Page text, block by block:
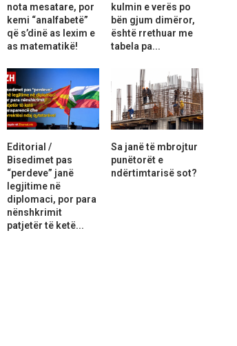
nota mesatare, por
kemi “analfabetë”
që s’dinë as lexim e
as matematikë!
kulmin e verës po
bën gjum dimëror,
është rrethuar me
tabela pa...
Editorial /
Bisedimet pas
“perdeve” janë
legjitime në
diplomaci, por para
nënshkrimit
patjetër të ketë...
Sa janë të mbrojtur
punëtorët e
ndërtimtarisë sot?